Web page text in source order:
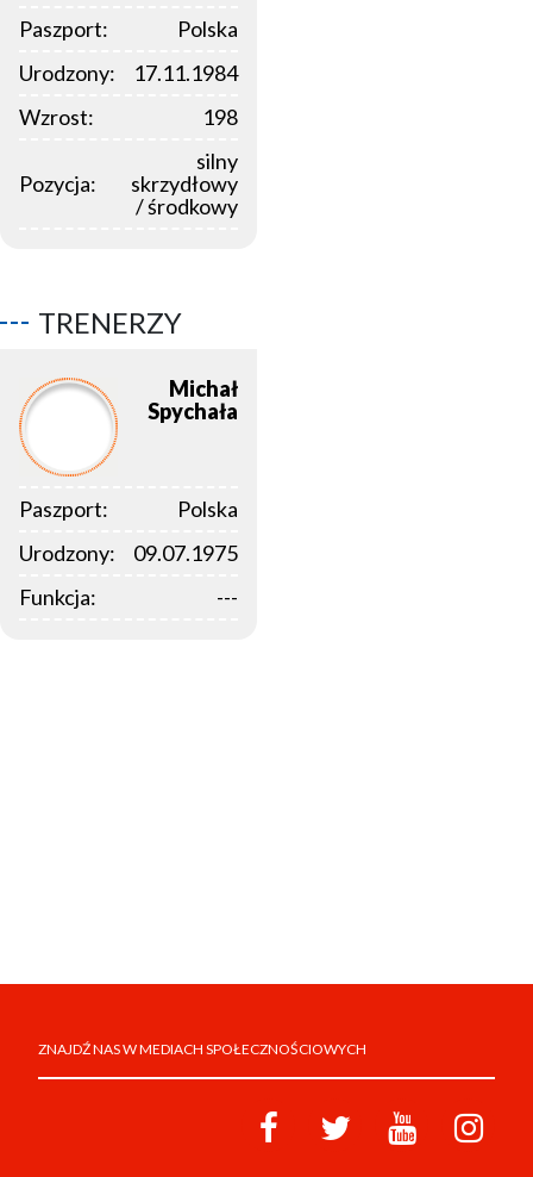
Paszport:
Polska
Urodzony:
17.11.1984
Wzrost:
198
Pozycja:
silny
skrzydłowy
/ środkowy
TRENERZY
Michał
Spychała
Paszport:
Polska
Urodzony:
09.07.1975
Funkcja:
---
ZNAJDŹ NAS W MEDIACH SPOŁECZNOŚCIOWYCH